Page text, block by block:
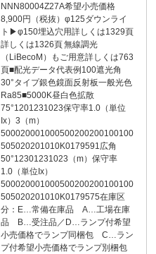
NNN80004Z27A希望小売価格
8,900円（税抜）φ125ダウンライ
ト▶φ150埋込穴用詳しくは1329頁
詳しくは1326頁 ‌無線調光
（LiBecoM）もご用意詳しくは763
頁■配光データ代表例100遮光角
30°タイプ銀色鏡面反射板一般光色
Ra85■5000K昼白色拡散
75°1201231023保守率1.0（単位
Ix）3（m）
500020001000500200200100100
505020201010K0179591広角
50°12301231023（m）保守率
1.0（単位Ix）
500020001000500200200100100
505020201010K0179575在庫区
分：E…常備在庫品 A…工場在庫
品 B…受注品／D…ランプ付希望
小売価格でランプ同梱包 C…ラン
プ付希望小売価格でランプ別梱包